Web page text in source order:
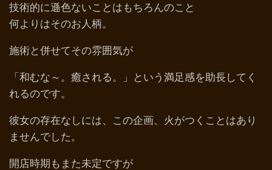
技術的に遜色ないことはもちろんのこと
何よりはそのお人柄。
施術と併せてその雰囲気が
「和むな～。癒される。」という満足感を助長してく
れるのです。
彼女の存在なしには、この企画、火がつくことはあり
ませんでした。
開店時期もまた未定ですが